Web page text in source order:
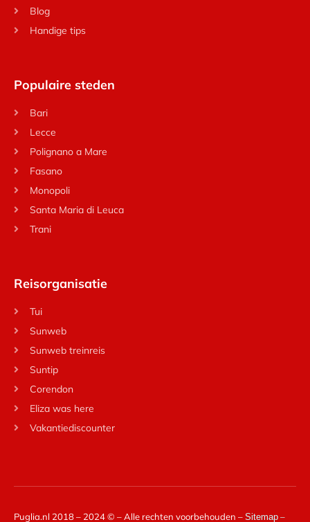
Blog
Handige tips
Populaire steden
Bari
Lecce
Polignano a Mare
Fasano
Monopoli
Santa Maria di Leuca
Trani
Reisorganisatie
Tui
Sunweb
Sunweb treinreis
Suntip
Corendon
Eliza was here
Vakantiediscounter
Puglia.nl 2018 – 2024 © – Alle rechten voorbehouden – Sitemap –